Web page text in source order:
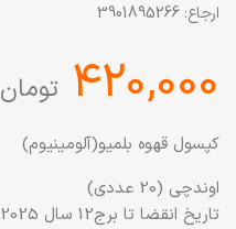
ارجاع: 3901895266
‎420,000 تومان
کپسول قهوه بلمیو(آلومینیوم)
اوندچی (20 عددی)
تاریخ انقضا تا برج12 سال 2025